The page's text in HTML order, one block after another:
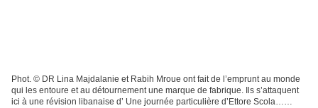
Phot. © DR Lina Majdalanie et Rabih Mroue ont fait de l’emprunt au monde
qui les entoure et au détournement une marque de fabrique. Ils s’attaquent
ici à une révision libanaise d’ Une journée particulière d’Ettore Scola…